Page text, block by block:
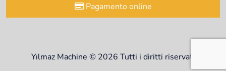
Pagamento online
Yılmaz Machine © 2026 Tutti i diritti riservati